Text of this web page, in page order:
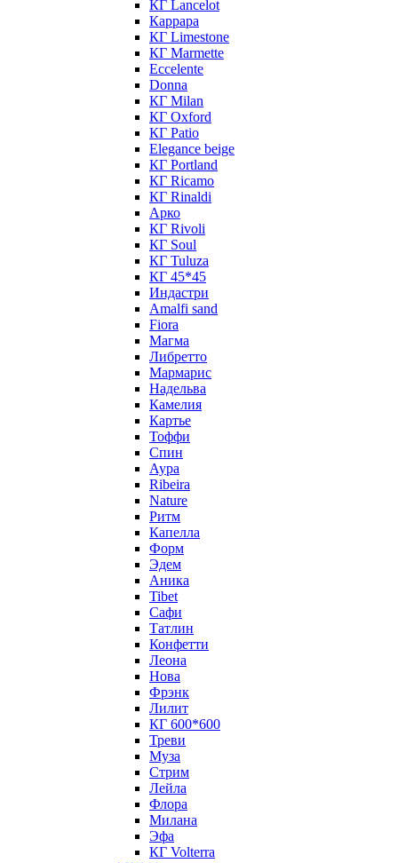
КГ Lancelot
Каррара
КГ Limestone
КГ Marmette
Eccelente
Donna
КГ Milan
КГ Oxford
КГ Patio
Elegance beige
КГ Portland
КГ Ricamo
КГ Rinaldi
Арко
КГ Rivoli
КГ Soul
КГ Tuluza
КГ 45*45
Индастри
Amalfi sand
Fiora
Магма
Либретто
Мармарис
Надельва
Камелия
Картье
Тоффи
Спин
Аура
Ribeira
Nature
Ритм
Капелла
Форм
Эдем
Аника
Tibet
Сафи
Татлин
Конфетти
Леона
Нова
Фрэнк
Лилит
КГ 600*600
Треви
Муза
Стрим
Лейла
Флора
Милана
Эфа
КГ Volterra